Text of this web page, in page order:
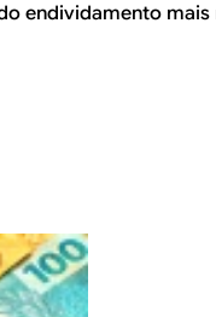
endividamento mais